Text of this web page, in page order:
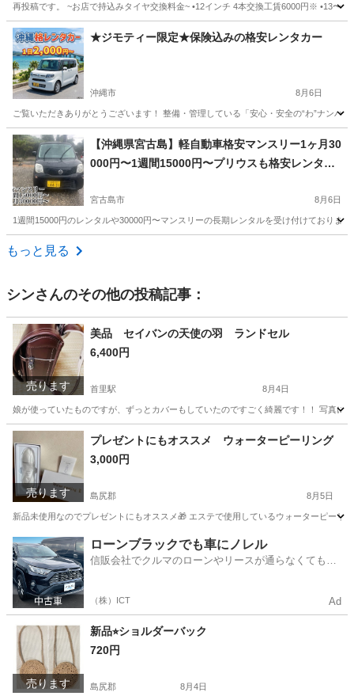
再投稿です。 ~お店で持込みタイヤ交換料金~ •12インチ 4本交換工賃6000円※ •13〜
沖縄 島尻郡 安里駅 その他 タイヤ
★ジモティー限定★保険込みの格安レンタカー
沖縄市 8月6日
ご覧いただきありがとうございます！ 整備・管理している「安心・安全の“わ”ナン
沖縄 沖縄市 その他 貸出
【沖縄県宮古島】軽自動車格安マンスリー1ヶ月30
000円〜1週間15000円〜プリウスも格安レンタル
宮古島市 8月6日
1週間15000円のレンタルや30000円〜マンスリーの長期レンタルを受け付けておりま
沖縄 宮古島市
もっと見る
シンさんのその他の投稿記事：
売ります
美品 セイバンの天使の羽 ランドセル
6,400円
首里駅 8月4日
娘が使っていたものですが、ずっとカバーもしていたのですごく綺麗です！！ 写真
沖縄 島尻郡 首里駅 キッズ用品 ランドセル
売ります
プレゼントにもオススメ ウォーターピーリング
3,000円
島尻郡 8月5日
新品未使用なのでプレゼントにもオススメ🎁 エステで使用しているウォーターピー
沖縄 島尻郡 フェイスケア イオン
ローンブラックでも車にノレル
信販会社でクルマのローンやリースが通らなくてもク
（株）ICT Ad
売ります
新品⭐︎ショルダーバック
720円
島尻郡 8月4日